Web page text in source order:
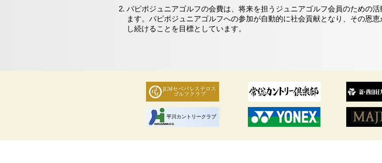
パピポジュニアゴルフの会費は、将来を担うジュニアゴルフ会員のための
ます。パピポジュニアゴルフへの参加が自動的に社会貢献となり、その恩
し続けることを目標としています。
123-456-7890
平川カントリークラブ